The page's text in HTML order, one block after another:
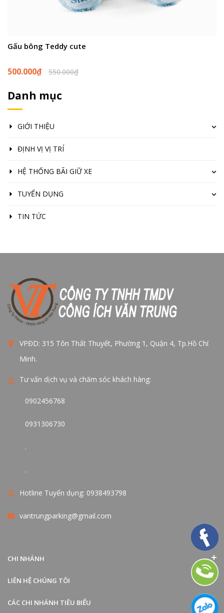
Gấu bông Teddy cute
500.000₫ 550.000₫
Danh mục
GIỚI THIỆU
ĐỊNH VỊ VỊ TRÍ
HỆ THỐNG BÃI GIỮ XE
TUYỂN DỤNG
TIN TỨC
VPĐD: 315 Tôn Thất Thuyết, Phường 1, Quận 4, Tp.Hồ Chí
Minh.
Tư vấn dịch vụ và chăm sóc khách hàng:
0902456768
0931306730
.
.
Hotline Tuyển dụng: 0938493798
vantrungparking@gmail.com
CHI NHÁNH
LIÊN HỆ CHÚNG TÔI
CÁC CHI NHÁNH TIÊU BIỂU